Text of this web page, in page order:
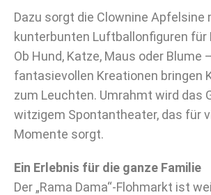
Dazu sorgt die Clownine Apfelsine
kunterbunten Luftballonfiguren für
Ob Hund, Katze, Maus oder Blume
fantasievollen Kreationen bringen
zum Leuchten. Umrahmt wird das
witzigem Spontantheater, das für
Momente sorgt.
Ein Erlebnis für die ganze Familie
Der „Rama Dama“-Flohmarkt ist